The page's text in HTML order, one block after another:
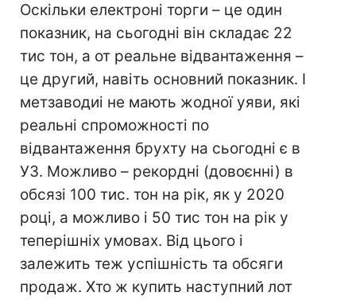
Оскільки електроні торги – це один
показник, на сьогодні він складає 22
тис тон, а от реальне відвантаження –
це другий, навіть основний показник. І
метзаводиі не мають жодної уяви, які
реальні спроможності по
відвантаження брухту на сьогодні є в
УЗ. Можливо – рекордні (довоєнні) в
обсязі 100 тис. тон на рік, як у 2020
році, а можливо і 50 тис тон на рік у
теперішніх умовах. Від цього і
залежить теж успішність та обсяги
продаж. Хто ж купить наступний лот